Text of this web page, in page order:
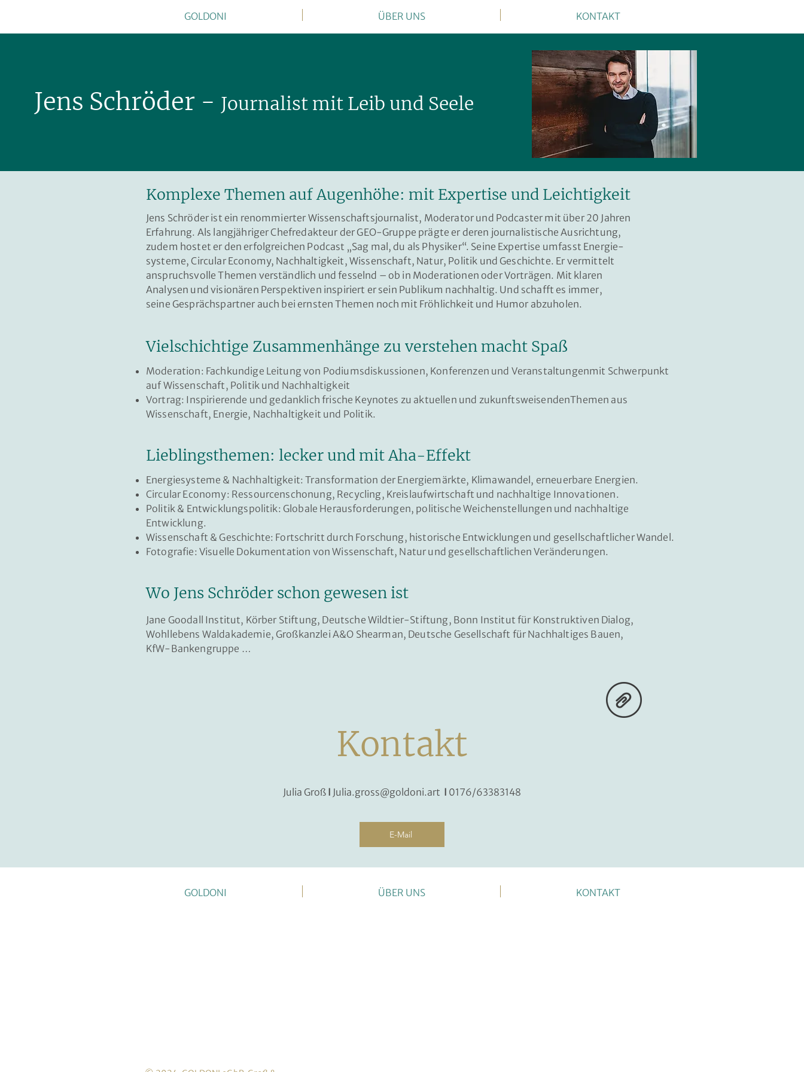
GOLDONI ÜBER UNS KONTAKT
Jens Schröder - Journalist mit Leib und Seele
Komplexe Themen auf Augenhöhe: mit Expertise und Leichtigkeit
Jens Schröder ist ein renommierter Wissenschaftsjournalist, Moderator und Podcaster mit über 20 Jahren
Erfahrung. Als langjähriger Chefredakteur der GEO-Gruppe prägte er deren journalistische Ausrichtung,
zudem hostet er den erfolgreichen Podcast „Sag mal, du als Physiker“. Seine Expertise umfasst Energie-
systeme, Circular Economy, Nachhaltigkeit, Wissenschaft, Natur, Politik und Geschichte. Er vermittelt
anspruchsvolle Themen verständlich und fesselnd – ob in Moderationen oder Vorträgen. Mit klaren
Analysen und visionären Perspektiven inspiriert er sein Publikum nachhaltig. Und schafft es immer,
seine Gesprächspartner auch bei ernsten Themen noch mit Fröhlichkeit und Humor abzuholen.
Vielschichtige Zusammenhänge zu verstehen macht Spaß
Moderation: Fachkundige Leitung von Podiumsdiskussionen, Konferenzen und Veranstaltungenmit Schwerpunkt
auf Wissenschaft, Politik und Nachhaltigkeit
Vortrag: Inspirierende und gedanklich frische Keynotes zu aktuellen und zukunftsweisendenThemen aus
Wissenschaft, Energie, Nachhaltigkeit und Politik.
Lieblingsthemen: lecker und mit Aha-Effekt
Energiesysteme & Nachhaltigkeit: Transformation der Energiemärkte, Klimawandel, erneuerbare Energien.
Circular Economy: Ressourcenschonung, Recycling, Kreislaufwirtschaft und nachhaltige Innovationen.
Politik & Entwicklungspolitik: Globale Herausforderungen, politische Weichenstellungen und nachhaltige
Entwicklung.
Wissenschaft & Geschichte: Fortschritt durch Forschung, historische Entwicklungen und gesellschaftlicher Wandel.
Fotografie: Visuelle Dokumentation von Wissenschaft, Natur und gesellschaftlichen Veränderungen.
Wo Jens Schröder schon gewesen ist
Jane Goodall Institut, Körber Stiftung, Deutsche Wildtier-Stiftung, Bonn Institut für Konstruktiven Dialog,
Wohllebens Waldakademie, Großkanzlei A&O Shearman, Deutsche Gesellschaft für Nachhaltiges Bauen,
KfW-Bankengruppe …
Kontakt
Julia Groß I Julia.gross@goldoni.art I 0176/63383148
E-Mail
GOLDONI ÜBER UNS KONTAKT